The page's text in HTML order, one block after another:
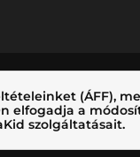
(ÁFF),
elfogadja a
szolgáltatásait.